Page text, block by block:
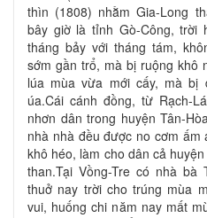
thìn (1808) nhằm Gia-Long
bây giờ là tỉnh Gò-Công, trời
tháng bảy với tháng tám,
sớm gần trổ, mà bị ruộng khô
lúa mùa vừa mới cấy, mà
úa.Cái cánh đồng, từ Rạch-
nhơn dân trong huyện Tân-
nhà nhà đều được no cơm
khô héo, làm cho dân cả
than.Tại Vồng-Tre có nhà bà
thuở nay trời cho trúng mùa
vui, huống chi năm nay mất